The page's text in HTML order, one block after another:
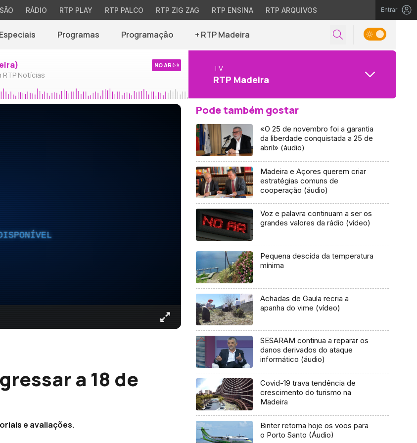
RÁDIO RTP PLAY RTP PALCO RTP ZIG ZAG RTP ENSINA RTP ARQUIVOS Entrar
Especiais Programas Programação + RTP Madeira
RTP Notícias
NO AR TV
RTP Madeira
a 18 de
e avaliações.
Pode também gostar
«O 25 de novembro foi a garantia
da liberdade conquistada a 25 de
abril» (áudio)
Madeira e Açores querem criar
estratégias comuns de
cooperação (áudio)
Voz e palavra continuam a ser os
grandes valores da rádio (vídeo)
Pequena descida da temperatura
mínima
Achadas de Gaula recria a
apanha do vime (vídeo)
SESARAM continua a reparar os
danos derivados do ataque
informático (áudio)
Covid-19 trava tendência de
crescimento do turismo na
Madeira
Binter retoma hoje os voos para
o Porto Santo (Áudio)